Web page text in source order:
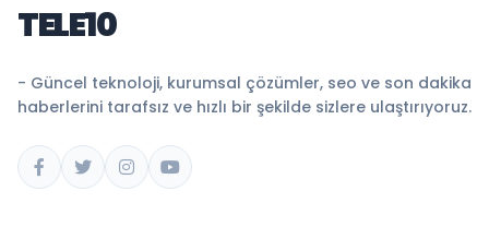
TELE10
- Güncel teknoloji, kurumsal çözümler, seo ve son dakika
haberlerini tarafsız ve hızlı bir şekilde sizlere ulaştırıyoruz.